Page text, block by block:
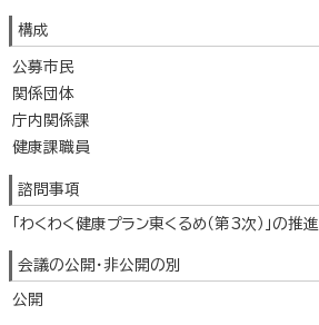
構成
公募市民
関係団体
庁内関係課
健康課職員
諮問事項
「わくわく健康プラン東くるめ（第3次）」の推進
会議の公開・非公開の別
公開